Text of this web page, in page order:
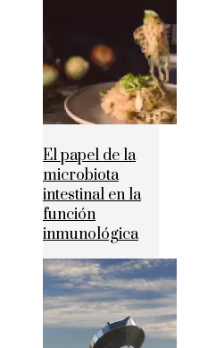
El papel de la
microbiota
intestinal en la
función
inmunológica